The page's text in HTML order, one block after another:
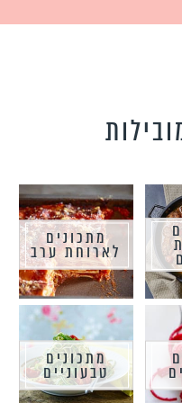
מתכונים
לארוחת ערב
מתכונים
טבעוניים